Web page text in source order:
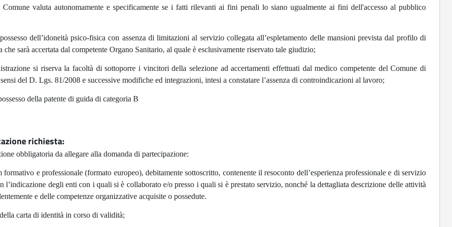
valuta autonomamente e specificamente se i fatti rilevanti ai fini penali lo siano ugualmente ai fini dell'accesso al pubblico
dell’idoneità psico-fisica con assenza di limitazioni al servizio collegata all’espletamento delle mansioni prevista dal profilo di
che sarà accertata dal competente Organo Sanitario, al quale è esclusivamente riservato tale giudizio;
si riserva la facoltà di sottoporre i vincitori della selezione ad accertamenti effettuati dal medico competente del Comune di
del D. Lgs. 81/2008 e successive modifiche ed integrazioni, intesi a constatare l’assenza di controindicazioni al lavoro;
della patente di guida di categoria B
richiesta:
obbligatoria da allegare alla domanda di partecipazione:
formativo e professionale (formato europeo), debitamente sottoscritto, contenente il resoconto dell’esperienza professionale e di servizio
l’indicazione degli enti con i quali si è collaborato e/o presso i quali si è prestato servizio, nonché la dettagliata descrizione delle attività
e delle competenze organizzative acquisite o possedute.
carta di identità in corso di validità;